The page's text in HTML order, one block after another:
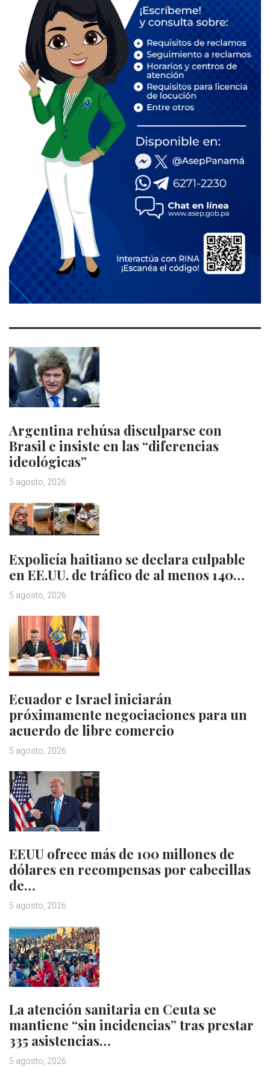
Argentina rehúsa disculparse con
Brasil e insiste en las “diferencias
ideológicas”
5 agosto, 2026
Expolicía haitiano se declara culpable
en EE.UU. de tráfico de al menos 140…
5 agosto, 2026
Ecuador e Israel iniciarán
próximamente negociaciones para un
acuerdo de libre comercio
5 agosto, 2026
EEUU ofrece más de 100 millones de
dólares en recompensas por cabecillas
de…
5 agosto, 2026
La atención sanitaria en Ceuta se
mantiene “sin incidencias” tras prestar
335 asistencias…
5 agosto, 2026